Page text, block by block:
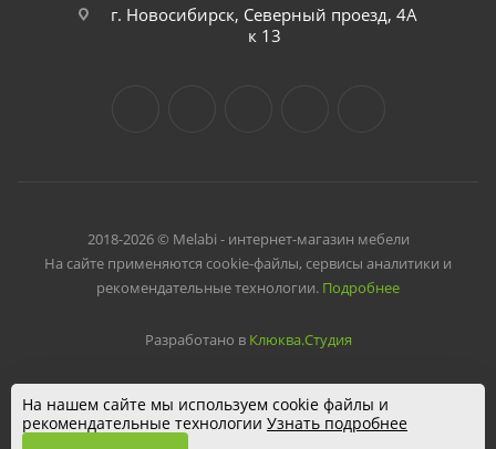
г. Новосибирск, Северный проезд, 4А
к 13
2018-2026 © Melabi - интернет-магазин мебели
На сайте применяются cookie-файлы, сервисы аналитики и
рекомендательные технологии. Подробнее
Разработано в Клюква.Студия
На нашем сайте мы используем cookie файлы и
рекомендательные технологии Узнать подробнее